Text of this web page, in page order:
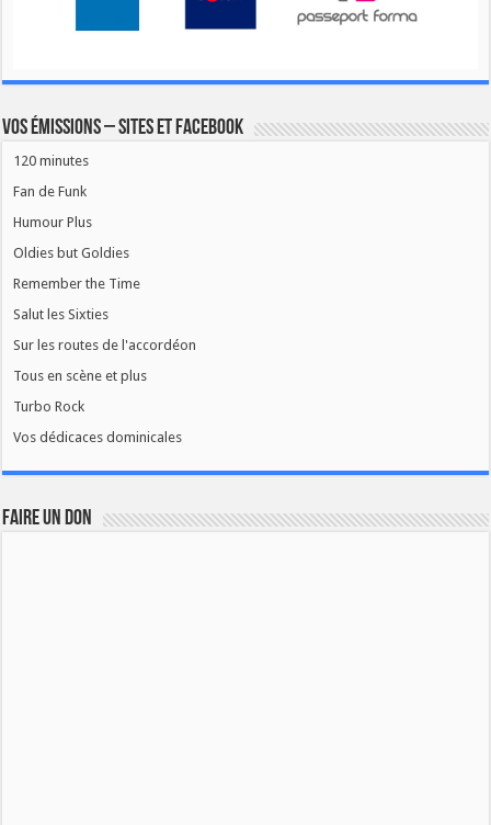
Vos émissions – Sites et Facebook
120 minutes
Fan de Funk
Humour Plus
Oldies but Goldies
Remember the Time
Salut les Sixties
Sur les routes de l'accordéon
Tous en scène et plus
Turbo Rock
Vos dédicaces dominicales
FAIRE UN DON